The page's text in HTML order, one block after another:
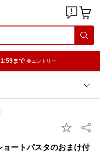
まで 要エントリー
ートパスタのおまけ付